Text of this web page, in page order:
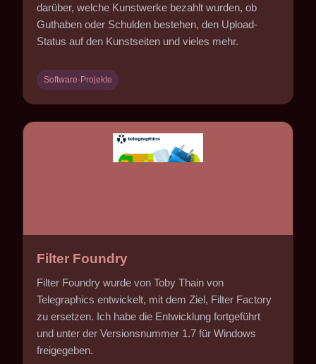
darüber, welche Kunstwerke bezahlt wurden, ob
Guthaben oder Schulden bestehen, den Upload-
Status auf den Kunstseiten und vieles mehr.
Software-Projekte
Filter Foundry
Filter Foundry wurde von Toby Thain von
Telegraphics entwickelt, mit dem Ziel, Filter Factory
zu ersetzen. Ich habe die Entwicklung fortgeführt
und unter der Versionsnummer 1.7 für Windows
freigegeben.